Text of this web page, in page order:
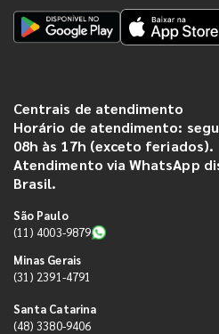
Centrais de atendimento
Horário de atendimento:
08h às 17h (exceto feriados).
Atendimento via WhatsApp
Brasil.
São Paulo
(11) 4003-9879
Minas Gerais
(31) 2391-4791
Santa Catarina
(48) 3380-9406